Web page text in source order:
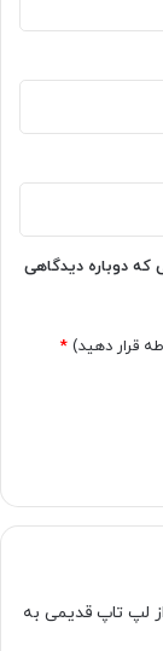
که دوباره دیدگاهی
قرار دهید) *
لپ تاپ قدیمی به